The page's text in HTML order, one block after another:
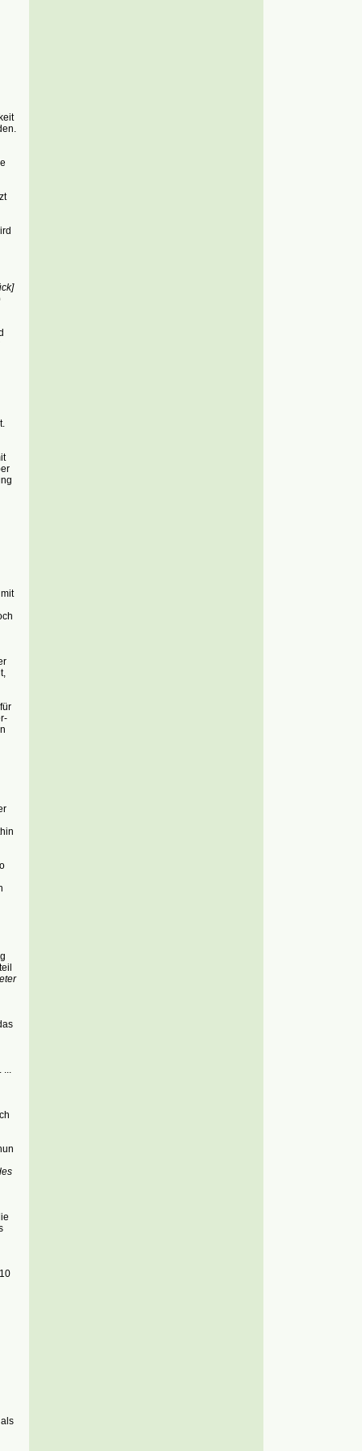
...